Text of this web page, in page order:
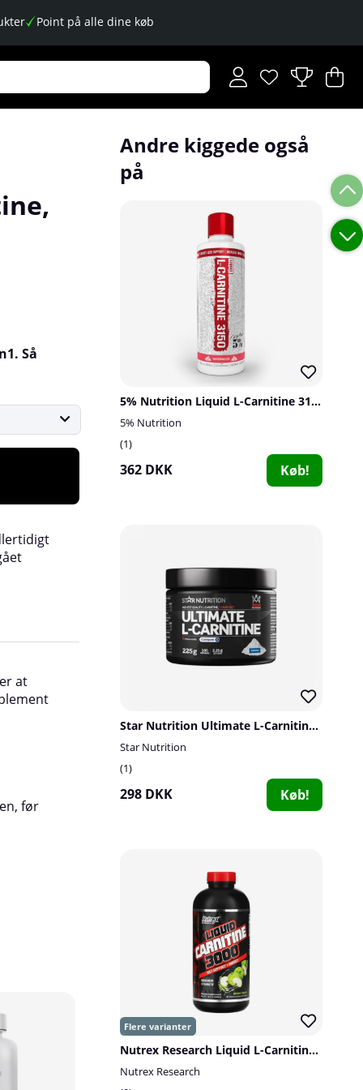
Point på alle dine køb
Ønskeliste
Antal på
.
.
Så
Andre kiggede også
på
5% Nutrition Liquid L-Carnitine 3150, 473 ml
5% Nutrition
1
362 DKK Køb!
Star Nutrition Ultimate L-Carnitine , 225 g
Star Nutrition
1
298 DKK Køb!
Nutrex Research Liquid L-Carnitine 3000, 480 ml
Nutrex Research
at
før
109